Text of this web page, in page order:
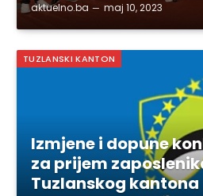
aktuelno.ba maj 10, 2023
TUZLANSKI KANTON
Izmjene i dopune
za prijem
Tuzlanskog kantona